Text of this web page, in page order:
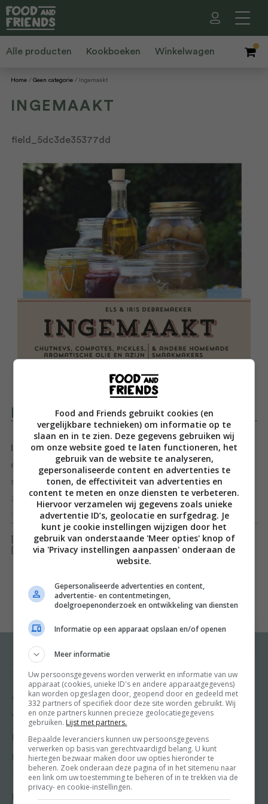
Alle producten Kookboeken Winkelwagen
Home Geen categorie Ingemaakt
INGEMAAKT
field_5dc3de35377dd
Productomschrijving
Inmaken ouderwets? Niet als je kiest voor de trendy
chutneys, verrassend moderne pickles en andere
smaakmakers van Ingemaakt. De tendens om opnieuw
zelf groenten en fruit te bewaren inspireerde de zusjes
Debremaeker tot vernieuwende recepten, zoals
perenchutney met gember, rodebietpickles met
venkelzaad en ingemaakte uitjes met honing en port.
Voor wie heimwee heeft naar de traditionele smaken is
er appelcompote, ingemaakte kriekjes of
tomatenpuree. Voor wie het graag dicht bij huis houdt,
het daarentegen allemaal graag iets exotischer heeft,
kan zijn hartje ophalen aan Italiaanse mostarda of
Japanse opgelegde gember. Voor elk wat wils dus! Wie
de zusjes kent, weet dat elk recept én haalbaar én
verrukkelijk is. Haal de inmaakpotten maar boven! Els
Debremaeker is mama en eigenaar van ‘Njamelicious,
kookavonturen’. Ze heeft een diploma Chinees op zak,
kan je alles vertellen over bloemen en planten maar
voelt zich pas echt thuis in de keuken. Els creëert de
recepten en doet de styling van de gerechten. Kom
meer over haar te weten op haar site
Toon meer
[ywfbt_form product_id="35004"]
[recently_viewed_products]
Recepten
Gangen
Voorgerecht
Hoofdgerecht
Nagerecht
Tussengerecht
Meer van Food and
Friends
Shop
Friends
Kooktips
Food and Friends gebruikt cookies (en
vergelijkbare technieken) om informatie op te
slaan en in te zien. Deze gegevens gebruiken wij
om onze website goed te laten functioneren, het
gebruik van de website te analyseren,
gepersonaliseerde content en advertenties te
tonen, de effectiviteit van advertenties en
content te meten en onze diensten te verbeteren.
Hiervoor verzamelen wij gegevens zoals unieke
advertentie ID’s, geolocatie en surfgedrag. Je
kunt je cookie instellingen wijzigen door het
gebruik van onderstaande 'Meer opties' knop of
via 'Privacy instellingen aanpassen' onderaan de
website.
Gepersonaliseerde advertenties en content,
advertentie- en contentmetingen,
doelgroepenonderzoek en ontwikkeling van diensten
Informatie op een apparaat opslaan en/of openen
Meer informatie
Uw persoonsgegevens worden verwerkt en informatie van uw
apparaat (cookies, unieke ID's en andere apparaatgegevens)
kan worden opgeslagen door, geopend door en gedeeld met
332 partners of specifiek door deze site worden gebruikt. Wij
en onze partners kunnen precieze geolocatiegegevens
gebruiken. Lijst met partners.
Bepaalde leveranciers kunnen uw persoonsgegevens
verwerken op basis van gerechtvaardigd belang. U kunt
hiertegen bezwaar maken door uw opties hieronder te
beheren. Zoek onderaan deze pagina of in het sitemenu naar
een link om uw toestemming te beheren of in te trekken via de
privacy- en cookie-instellingen.